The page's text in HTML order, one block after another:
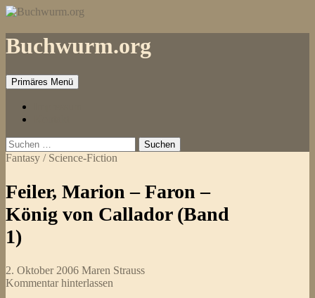
Zum
springen
Buchwurm.org
Primäres Menü
Suchen
nach:
Fantasy / Science-Fiction
Feiler, Marion – Faron –
König von Callador (Band
1)
2. Oktober 2006 Maren Strauss
Kommentar hinterlassen